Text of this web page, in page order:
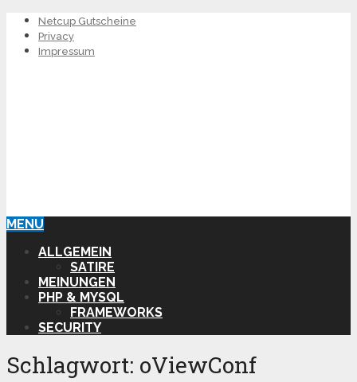
Netcup Gutscheine
Privacy
Impressum
MENU
ALLGEMEIN
SATIRE
MEINUNGEN
PHP & MYSQL
FRAMEWORKS
SECURITY
Schlagwort: oViewConf